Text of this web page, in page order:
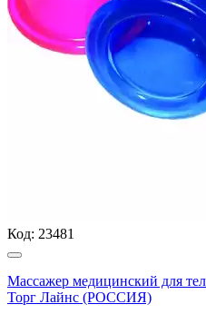
Код: 23481
Массажер медицинский для
Торг Лайнс (РОССИЯ)